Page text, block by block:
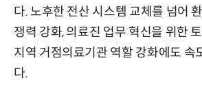
다. 노후한 전산 시스템 교체를 넘어
쟁력 강화, 의료진 업무 혁신을 위한
지역 거점의료기관 역할 강화에도 속
다.